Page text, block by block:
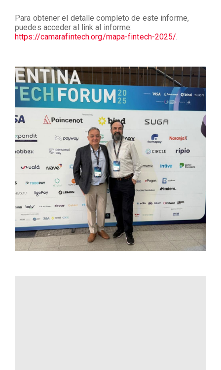
Para obtener el detalle completo de este informe,
puedes acceder al link al informe:
https://camarafintech.org/mapa-fintech-2025/.